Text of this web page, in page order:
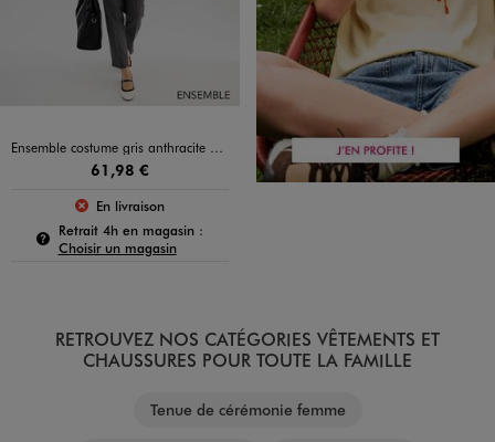
Ensemble costume gris anthracite pour femme
61,98 €
Le produit n’est pas disponible :
En livraison
Retrait 4h en magasin :Pour connaître la disponibilité de ce produit :
Choisir un magasin
RETROUVEZ NOS CATÉGORIES VÊTEMENTS ET
CHAUSSURES POUR TOUTE LA FAMILLE
Tenue de cérémonie femme